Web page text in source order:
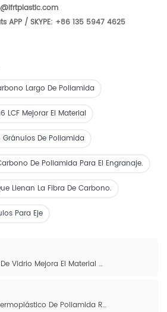
APP / SKYPE: +86 135 5947 4625
Largo De Poliamida
LCF Mejorar El Material
Gránulos De Poliamida
De Poliamida Para El Engranaje.
Llenan La Fibra De Carbono.
Para Eje
Poliamida Pa6 LGF Fibra De Vidrio Mejora El Material De Gran Pellet De Alto Rendimiento
Pa6 Material Reciclado Termoplástico De Poliamida Reforzada